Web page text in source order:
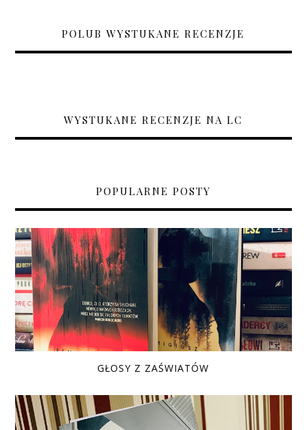
POLUB WYSTUKANE RECENZJE
WYSTUKANE RECENZJE NA LC
POPULARNE POSTY
GŁOSY Z ZAŚWIATÓW